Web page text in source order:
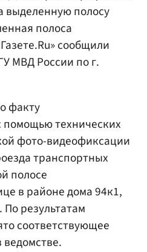
выделенную полосу
полоса
сообщили
МВД России по г.
факту
технических
фото-видеофиксации
транспортных
полосе
в районе дома 94к1,
результатам
соответствующее